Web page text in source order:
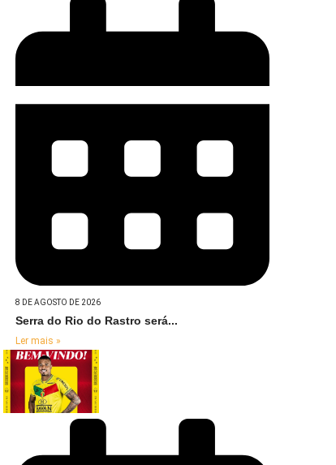
8 DE AGOSTO DE 2026
Serra do Rio do Rastro será...
Ler mais »